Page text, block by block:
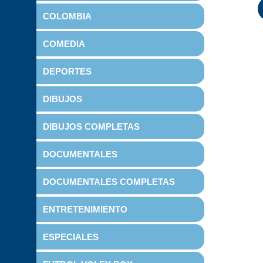
COLOMBIA
COMEDIA
DEPORTES
DIBUJOS
DIBUJOS COMPLETAS
DOCUMENTALES
DOCUMENTALES COMPLETAS
ENTRETENIMIENTO
ESPECIALES